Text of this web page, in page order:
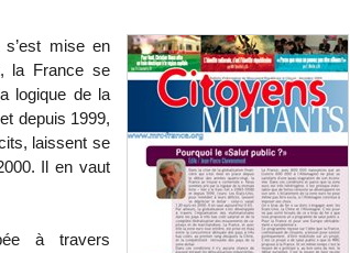
mise en
la France se
logique de la
depuis 1999,
laissent se
Il en vaut
à travers